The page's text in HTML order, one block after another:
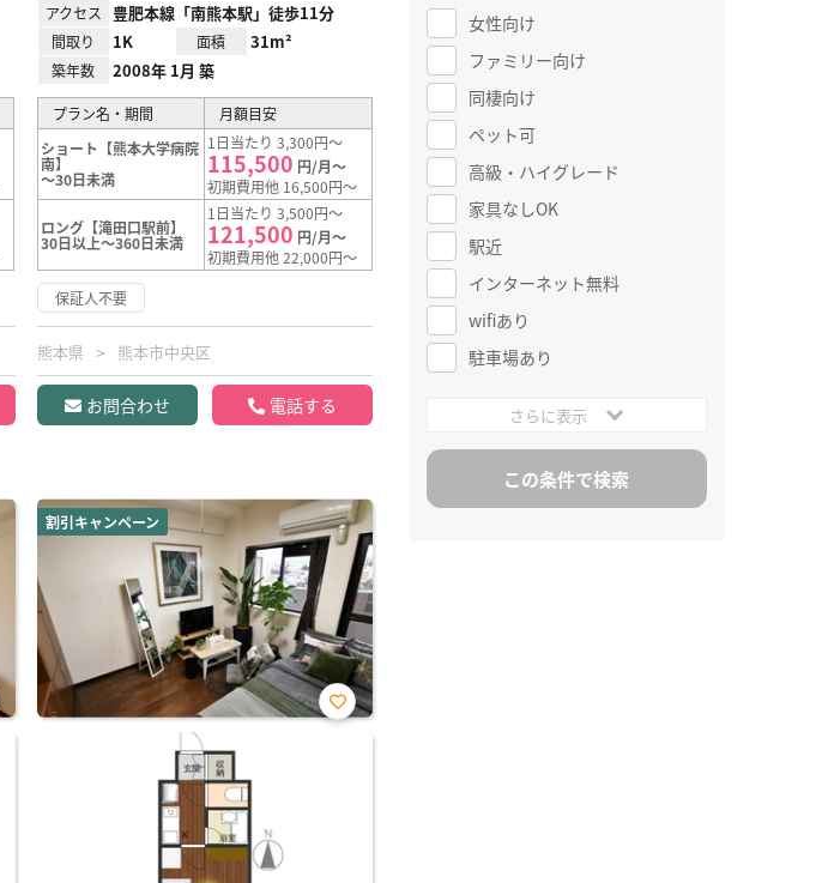
アクセス 豊肥本線「南熊本駅」徒歩11分
間取り 1K 面積 31m²
築年数 2008年 1月 築
プラン名・期間
月額目安
ショート【熊本大学病院
南】
～30日未満
1日当たり 3,300円～
115,500 円/月～
初期費用他 16,500円～
ロング【滝田口駅前】
30日以上～360日未満
1日当たり 3,500円～
121,500 円/月～
初期費用他 22,000円～
保証人不要
熊本県 熊本市中央区
お問合わせ 電話する
割引キャンペーン
お気
女性向け
ファミリー向け
同棲向け
ペット可
高級・ハイグレード
家具なしOK
駅近
インターネット無料
wifiあり
駐車場あり
さらに表示